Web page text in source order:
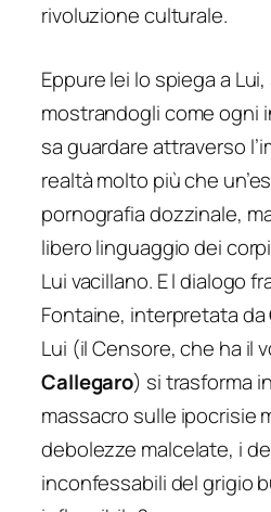
rivoluzione culturale.
Eppure lei lo spiega a
mostrandogli come ogni
sa guardare attraverso
realtà molto più che
pornografia dozzinale,
libero linguaggio dei
Lui vacillano. E l dialogo
Fontaine, interpretata da
Lui (il Censore, che ha il
Callegaro) si trasforma
massacro sulle ipocrisie
debolezze malcelate, i
inconfessabili del grigio